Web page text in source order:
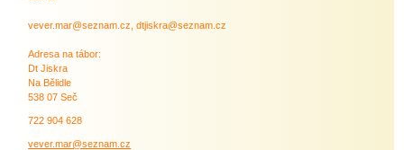
vever.mar@seznam.cz, dtjiskra@seznam.cz
Adresa na tábor:
Dt Jiskra
Na Bělidle
538 07 Seč
722 904 628
vever.mar@seznam.cz